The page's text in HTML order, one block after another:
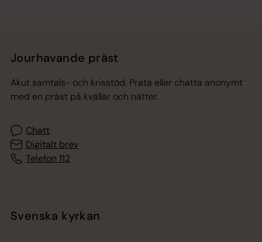
Jourhavande präst
Akut samtals- och krisstöd. Prata eller chatta anonymt
med en präst på kvällar och nätter.
Chatt
Digitalt brev
Telefon 112
Svenska kyrkan